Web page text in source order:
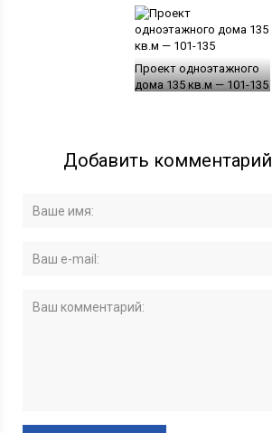
Проект одноэтажного
дома 135 кв.м — 101-135
Добавить комментарий